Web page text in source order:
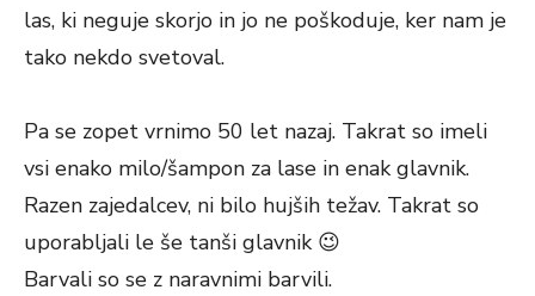
las, ki neguje skorjo in jo ne poškoduje, ker nam je
tako nekdo svetoval.
Pa se zopet vrnimo 50 let nazaj. Takrat so imeli
vsi enako milo/šampon za lase in enak glavnik.
Razen zajedalcev, ni bilo hujših težav. Takrat so
uporabljali le še tanši glavnik 😉
Barvali so se z naravnimi barvili.